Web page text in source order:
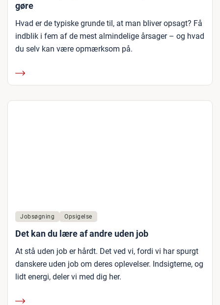
gøre
Hvad er de typiske grunde til, at man bliver opsagt? Få
indblik i fem af de mest almindelige årsager – og hvad
du selv kan være opmærksom på.
Jobsøgning Opsigelse
Det kan du lære af andre uden job
At stå uden job er hårdt. Det ved vi, fordi vi har spurgt
danskere uden job om deres oplevelser. Indsigterne, og
lidt energi, deler vi med dig her.